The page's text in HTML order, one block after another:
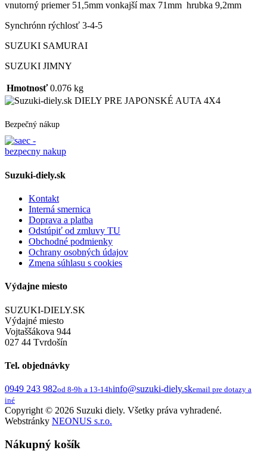
vnutorný priemer 51,5mm vonkajší max 71mm hrubka 9,2mm
Synchrónn rýchlosť 3-4-5
SUZUKI SAMURAI
SUZUKI JIMNY
Hmotnosť 0.076 kg
DIELY PRE JAPONSKÉ AUTA 4X4
Bezpečný nákup
Suzuki-diely.sk
Kontakt
Interná smernica
Doprava a platba
Odstúpiť od zmluvy TU
Obchodné podmienky
Ochrany osobných údajov
Zmena súhlasu s cookies
Výdajne miesto
SUZUKI-DIELY.SK
Výdajné miesto
Vojtaššákova 944
027 44 Tvrdošín
Tel. objednávky
0949 243 982od 8-9h a 13-14hinfo@suzuki-diely.skemail pre dotazy a
iné
Copyright © 2026 Suzuki diely. Všetky práva vyhradené.
Webstránky NEONUS s.r.o.
Nákupný košík